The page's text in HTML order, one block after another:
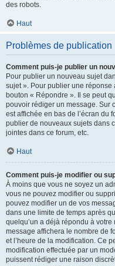
des robots.
Haut
Problèmes de publication
Comment puis-je publier un
Pour publier un nouveau sujet
sujet ». Pour publier une
bouton « Répondre ». Il se peut
pouvoir rédiger un message. Sur
est affichée en bas de l’écran du
publier de nouveaux sujets dans
jointes dans ce forum, etc.
Haut
Comment puis-je modifier ou
À moins que vous ne soyez un
vous ne pouvez modifier ou
pouvez modifier un de vos
dans une limite de temps après
quelqu’un a déjà répondu à
message affichera le nombre de
et l’heure de la modification. Ce
modification effectuée par un
puissent rédiger une raison